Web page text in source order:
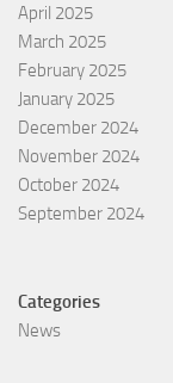
April 2025
March 2025
February 2025
January 2025
December 2024
November 2024
October 2024
September 2024
Categories
News